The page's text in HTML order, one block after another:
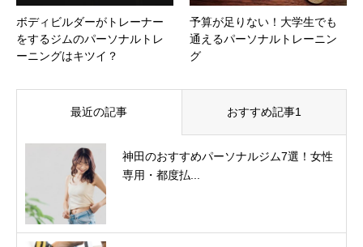
ボディビルダーがトレーナー
をするジムのパーソナルトレ
ーニングはキツイ？
予算が足りない！大学生でも
通えるパーソナルトレーニン
グ
最近の記事 おすすめ記事1
神田のおすすめパーソナルジム7選！女性
専用・都度払...